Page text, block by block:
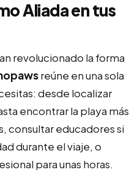
Aliada en tus
revolucionado la forma
reúne en una sola
desde localizar
encontrar la playa más
consultar educadores si
durante el viaje, o
para unas horas.